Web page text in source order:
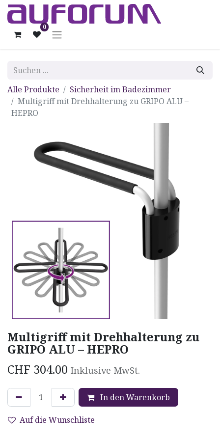
0
Alle Produkte
Sicherheit im Badezimmer
Multigriff mit Drehhalterung zu GRIPO ALU –
HEPRO
Multigriff mit Drehhalterung zu
GRIPO ALU – HEPRO
CHF 304.00 Inklusive MwSt.
In den Warenkorb
Auf die Wunschliste